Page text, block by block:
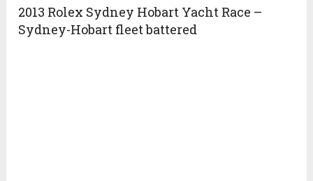
2013 Rolex Sydney Hobart Yacht Race –
Sydney-Hobart fleet battered